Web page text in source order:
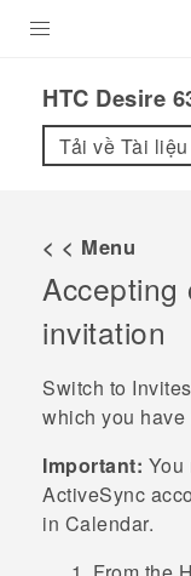
VIVE
VIVERSE
ỨNG DỤNG
HỖ TRỢ
HTC Desire
Tải về Tài
< < Menu
Accepting
invitation
Switch to
which you
Important: You
ActiveSync
in Calendar.